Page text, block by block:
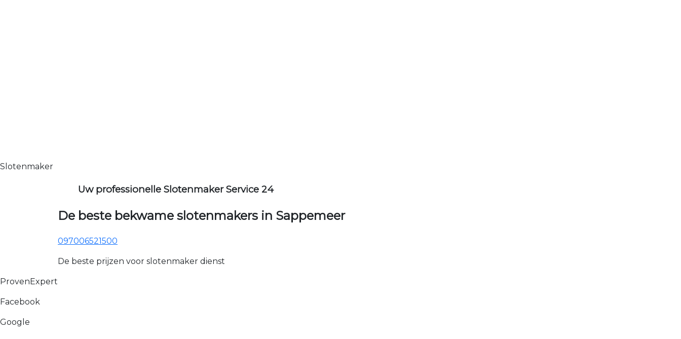
Slotenmaker
Uw professionelle Slotenmaker Service 24
De beste bekwame slotenmakers in Sappemeer
097006521500
De beste prijzen voor slotenmaker dienst
ProvenExpert
Facebook
Google